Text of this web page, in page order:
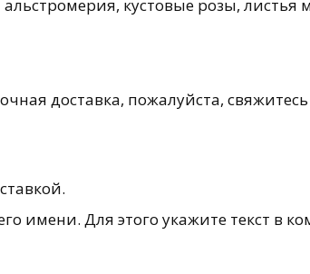
кустовые розы, листья
доставка, пожалуйста,
имени. Для этого укажите текст в